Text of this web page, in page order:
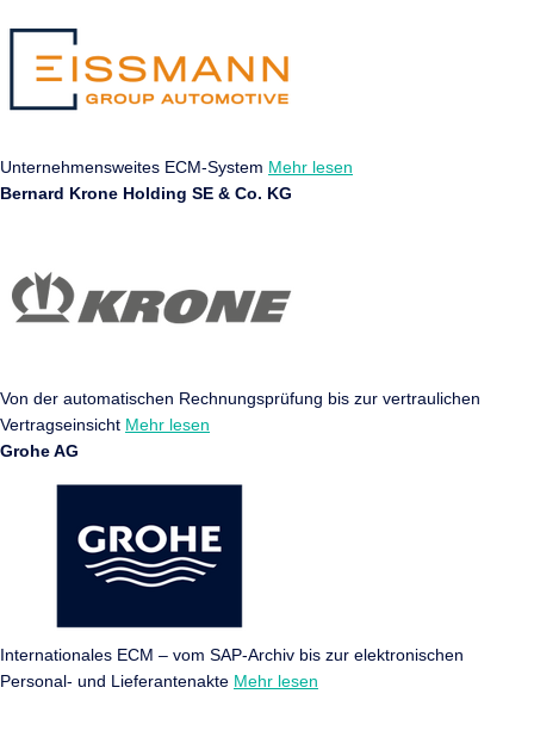
Unternehmensweites ECM-System Mehr lesen
Bernard Krone Holding SE & Co. KG
Von der automatischen Rechnungsprüfung bis zur vertraulichen
Vertragseinsicht Mehr lesen
Grohe AG
Internationales ECM – vom SAP-Archiv bis zur elektronischen
Personal- und Lieferantenakte Mehr lesen